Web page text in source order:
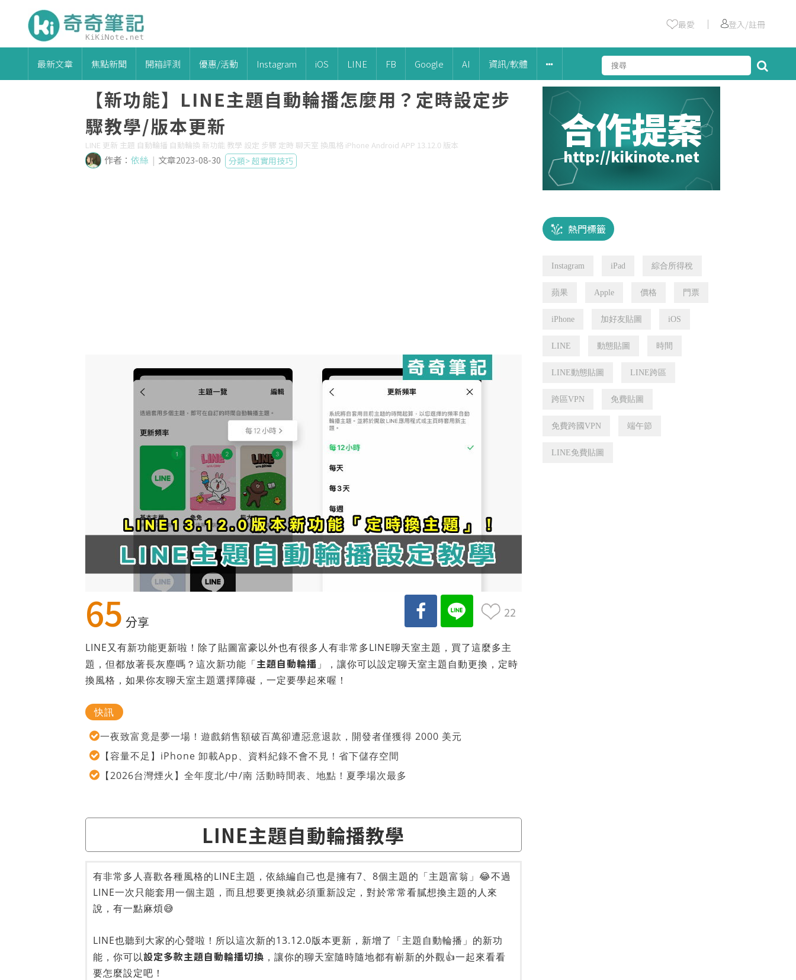
最愛 ｜ 登入/註冊
最新文章 焦點新聞 開箱評測 優惠/活動 Instagram iOS LINE FB Google AI 資訊/軟體
合作提案
http://kikinote.net
熱門標籤
Instagram iPad 綜合所得稅
蘋果 Apple 價格 門票
iPhone 加好友貼圖 iOS
LINE 動態貼圖 時間
LINE動態貼圖 LINE跨區
跨區VPN 免費貼圖
免費跨國VPN 端午節
LINE免費貼圖
【新功能】LINE主題自動輪播怎麼用？定時設定步
驟教學/版本更新
LINE 更新 主題 自動輪播 自動輪換 新功能 教學 設定 步驟 定時 聊天室 換風格 iPhone Android APP 13.12.0 版本
作者： 依絲 | 文章2023-08-30 分類>超實用技巧
65 分享
22
LINE又有新功能更新啦！除了貼圖富豪以外也有很多人有非常多LINE聊天室主題，買了這麼多主
題，但都放著長灰塵嗎？這次新功能「主題自動輪播 」，讓你可以設定聊天室主題自動更換，定時
換風格，如果你友聊天室主題選擇障礙，一定要學起來喔！
快訊
一夜致富竟是夢一場！遊戲銷售額破百萬卻遭惡意退款，開發者僅獲得 2000 美元
【容量不足】iPhone 卸載App、資料紀錄不會不見！省下儲存空間
【2026台灣煙火】全年度北/中/南 活動時間表、地點！夏季場次最多
LINE主題自動輪播教學
有非常多人喜歡各種風格的LINE主題，依絲編自己也是擁有7、8個主題的「主題富翁」😂不過
LINE一次只能套用一個主題，而且想要更換就必須重新設定，對於常常看膩想換主題的人來
說，有一點麻煩😅
LINE也聽到大家的心聲啦！所以這次新的13.12.0版本更新，新增了「主題自動輪播」的新功
能，你可以設定多款主題自動輪播切換 ，讓你的聊天室隨時隨地都有嶄新的外觀👍一起來看看
要怎麼設定吧！